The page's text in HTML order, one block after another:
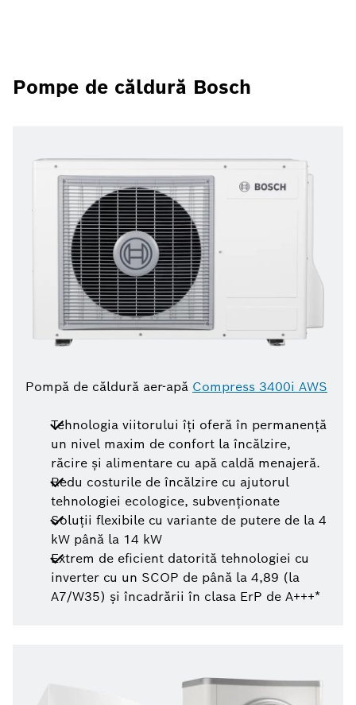
Pompe de căldură Bosch
Pompă de căldură aer-apă Compress 3400i AWS
Tehnologia viitorului îţi oferă în permanenţă
un nivel maxim de confort la încălzire,
răcire şi alimentare cu apă caldă menajeră.
Redu costurile de încălzire cu ajutorul
tehnologiei ecologice, subvenţionate
Soluţii flexibile cu variante de putere de la 4
kW până la 14 kW
Extrem de eficient datorită tehnologiei cu
inverter cu un SCOP de până la 4,89 (la
A7/W35) şi încadrării în clasa ErP de A+++*